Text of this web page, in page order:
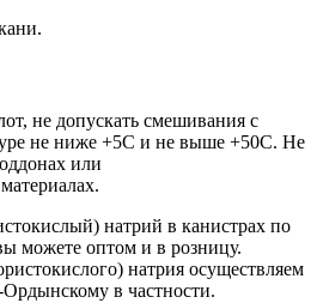
не допускать смешивания с
не ниже +5С и не выше +50С. Не
или
натрий в канистрах по
можете оптом и в розницу.
натрия осуществляем
в частности.